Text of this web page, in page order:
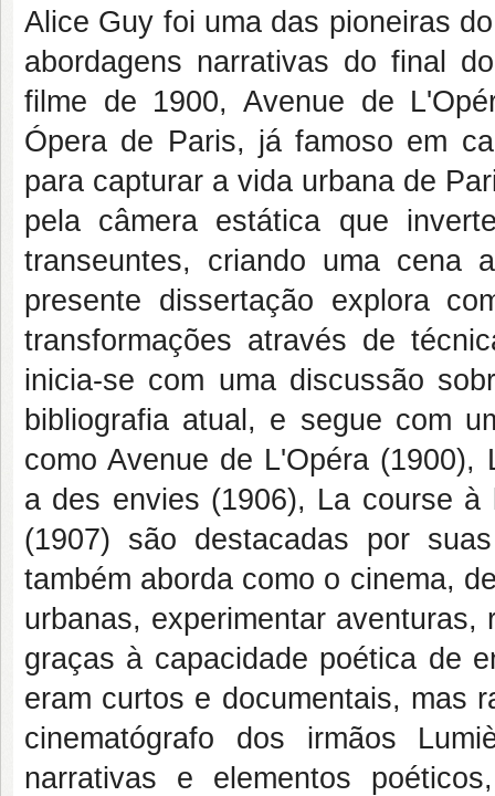
Alice Guy foi uma das pioneiras
abordagens narrativas do final
filme de 1900, Avenue de
Ópera de Paris, já famoso em
para capturar a vida urbana de
pela câmera estática que
transeuntes, criando uma cena
presente dissertação explora
transformações através de
inicia-se com uma discussão
bibliografia atual, e segue com
como Avenue de L'Opéra (1900),
a des envies (1906), La course à
(1907) são destacadas por
também aborda como o cinema,
urbanas, experimentar
graças à capacidade poética de
eram curtos e documentais, mas
cinematógrafo dos irmãos
narrativas e elementos